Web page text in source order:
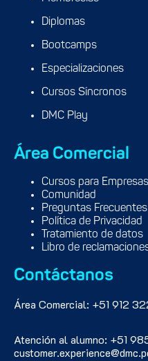
Diplomas
Bootcamps
Especializaciones
Cursos Síncronos
DMC Play
Área Comercial
Cursos para Empresas
Comunidad
Preguntas Frecuentes
Política de Privacidad
Tratamiento de datos
Libro de
Contáctanos
Área Comercial: +51 912
Atención al alumno: +51